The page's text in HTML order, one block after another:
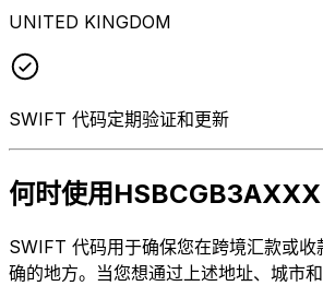
UNITED KINGDOM
SWIFT 代码定期验证和更新
何时使用HSBCGB3AXXX
SWIFT 代码用于确保您在跨境汇款或收
确的地方。当您想通过上述地址、城市